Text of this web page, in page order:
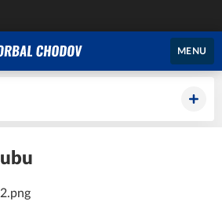
MENU